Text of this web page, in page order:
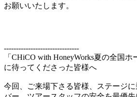
お願いいたします。
-------------------------------
「CHiCO with HoneyWorks夏の全国
に待ってくださった皆様へ
今回、ご来場下さる皆様、ステージ